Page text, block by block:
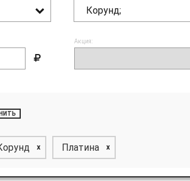
Корунд;
Акция:
x Платина x